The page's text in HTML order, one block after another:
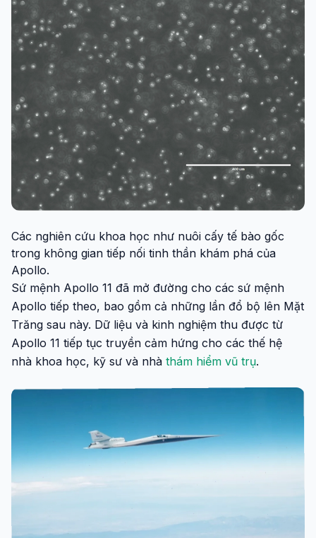
Các nghiên cứu khoa học như nuôi cấy tế bào gốc
trong không gian tiếp nối tinh thần khám phá của
Apollo.
Sứ mệnh Apollo 11 đã mở đường cho các sứ mệnh
Apollo tiếp theo, bao gồm cả những lần đổ bộ lên Mặt
Trăng sau này. Dữ liệu và kinh nghiệm thu được từ
Apollo 11 tiếp tục truyền cảm hứng cho các thế hệ
nhà khoa học, kỹ sư và nhà thám hiểm vũ trụ.